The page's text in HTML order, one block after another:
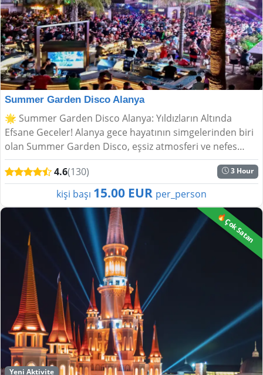
Summer Garden Disco Alanya
🌟 Summer Garden Disco Alanya: Yıldızların Altında
Efsane Geceler! Alanya gece hayatının simgelerinden biri
olan Summer Garden Disco, eşsiz atmosferi ve nefes
kesen manzarasıyla unutulmaz yaz gecelerine ev sah...
4.6(130) 3 Hour
kişi başı 15.00 EUR per_person
🔥Çok Satan
Yeni Aktivite